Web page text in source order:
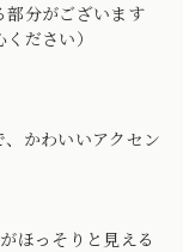
部分がございます
ださい）
かわいいアクセン
ほっそりと見える